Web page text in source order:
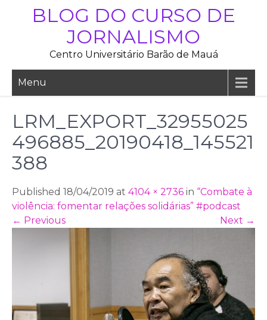
BLOG DO CURSO DE
JORNALISMO
Centro Universitário Barão de Mauá
Menu
LRM_EXPORT_32955025
496885_20190418_145521
388
Published 18/04/2019 at 4104 × 2736 in “Combate à
violência: fomentar relações solidárias” #podcast
← Previous Next →